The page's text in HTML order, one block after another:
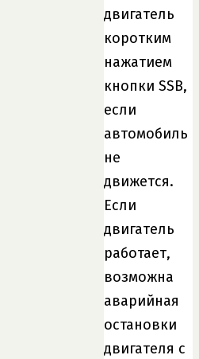
двигатель
коротким
нажатием
кнопки SSB,
если
автомобиль
не
движется.
Если
двигатель
работает,
возможна
аварийная
остановки
двигателя с